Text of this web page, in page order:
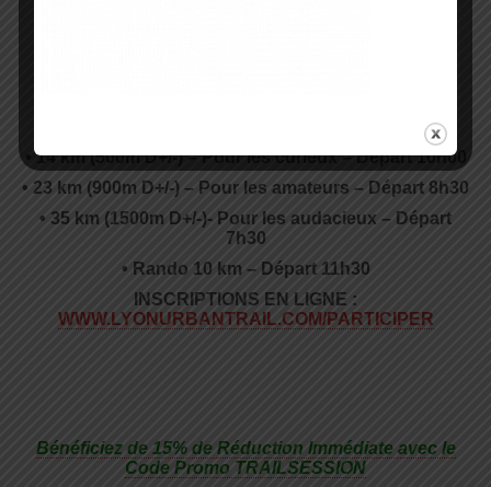
• 8 km (300 D+/-) – Pour les novices – Départ 11h30
• 14 km (500m D+/-) – Pour les curieux – Départ 10h00
• 23 km (900m D+/-) – Pour les amateurs – Départ 8h30
• 35 km (1500m D+/-)- Pour les audacieux – Départ
7h30
• Rando 10 km – Départ 11h30
INSCRIPTIONS EN LIGNE :
WWW.LYONURBANTRAIL.COM/PARTICIPER
Bénéficiez de 15% de Réduction Immédiate avec le
Code Promo TRAILSESSION